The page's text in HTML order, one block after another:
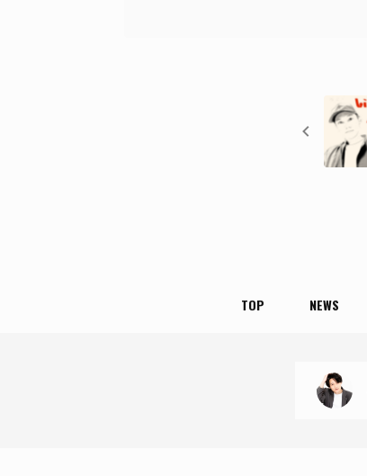
TOP NEWS